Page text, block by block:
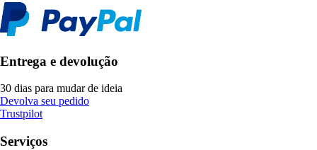
Entrega e devolução
30 dias para mudar de ideia
Devolva seu pedido
Trustpilot
Serviços